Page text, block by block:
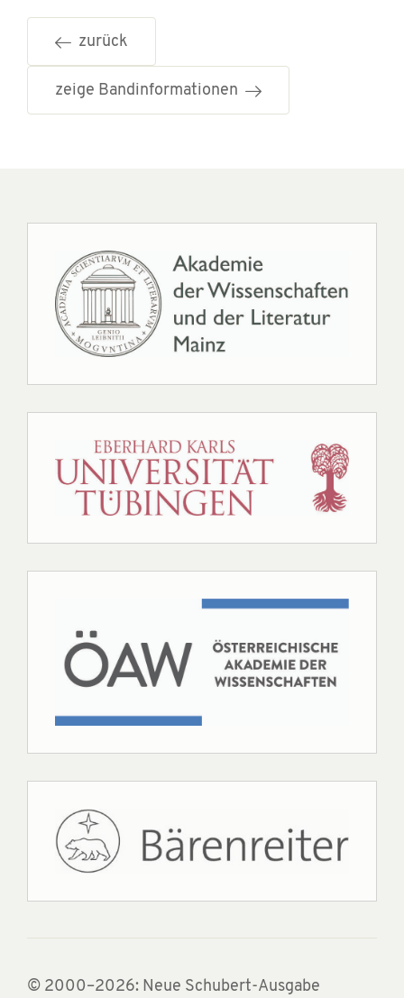
zurück
zeige Bandinformationen
© 2000–2026: Neue Schubert-Ausgabe